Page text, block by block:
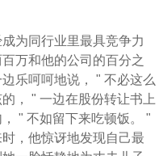
为同行业里最具竞争力
万和他的公司的百分之
乐呵呵地说， " 不必这么
， " 一边在股份转让书上
" 不如留下来吃顿饭。 "
，他惊讶地发现自己最